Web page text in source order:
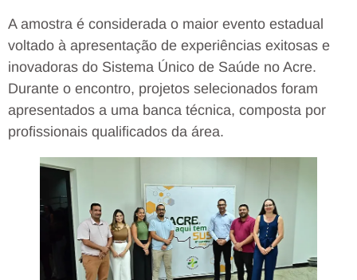
A amostra é considerada o maior evento estadual
voltado à apresentação de experiências exitosas e
inovadoras do Sistema Único de Saúde no Acre.
Durante o encontro, projetos selecionados foram
apresentados a uma banca técnica, composta por
profissionais qualificados da área.